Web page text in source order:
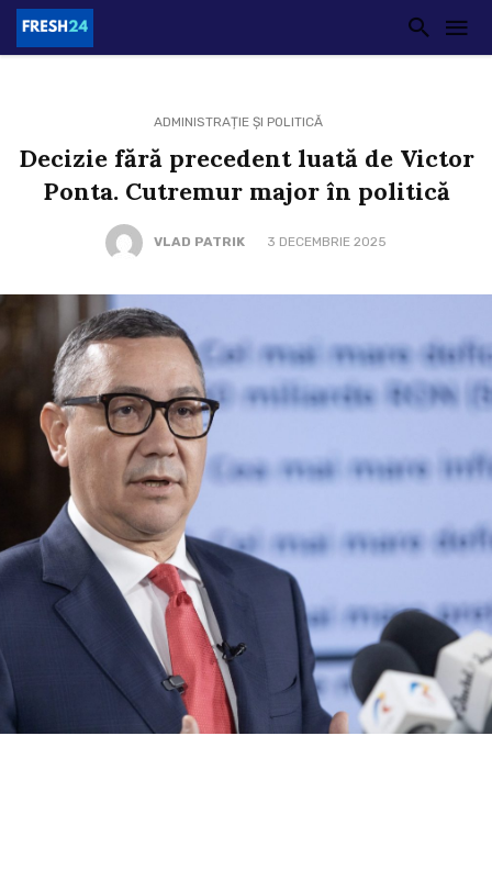
ADMINISTRAȚIE ȘI POLITICĂ
Decizie fără precedent luată de Victor
Ponta. Cutremur major în politică
VLAD PATRIK 3 DECEMBRIE 2025